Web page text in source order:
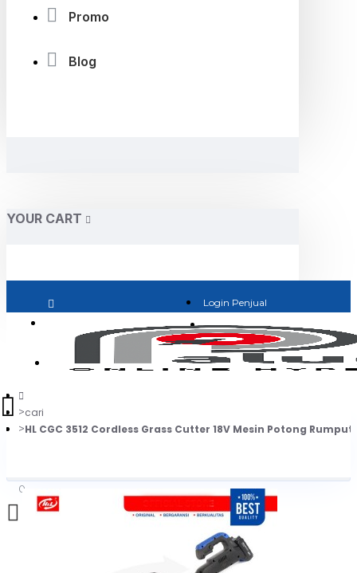
Promo
Blog
YOUR CART
Login Penjual
Jadi Penjual
0
cari
HL CGC 3512 Cordless Grass Cutter 18V Mesin Potong